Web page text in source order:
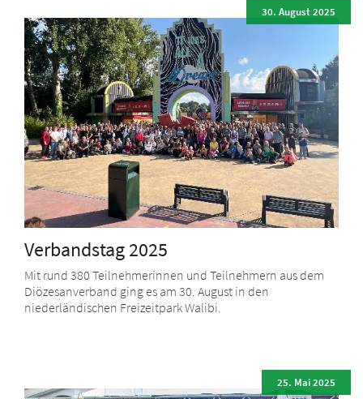
Verbandstag 2025
30. August 2025
Mit rund 380 Teilnehmerinnen und Teilnehmern aus dem
Diözesanverband ging es am 30. August in den
niederländischen Freizeitpark Walibi.
25. Mai 2025